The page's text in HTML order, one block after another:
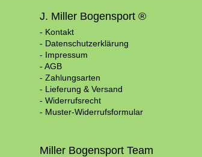
J. Miller Bogensport ®
- Kontakt
- Datenschutzerklärung
- Impressum
- AGB
- Zahlungsarten
- Lieferung & Versand
- Widerrufsrecht
- Muster-Widerrufsformular
Miller Bogensport Team